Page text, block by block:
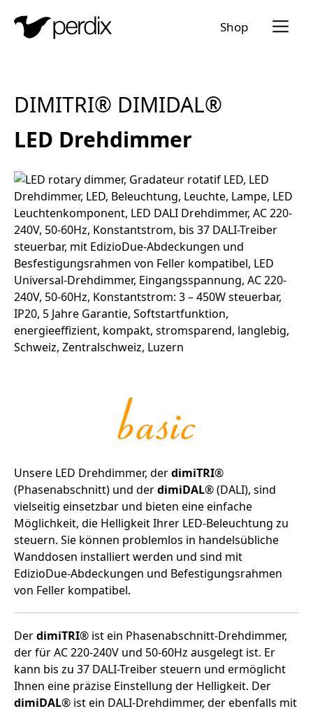
Shop Menü
DIMITRI® DIMIDAL®
LED Drehdimmer
Unsere LED Drehdimmer, derdimiTRI®
(Phasenabschnitt) und derdimiDAL® (DALI), sind
vielseitig einsetzbar und bieten eine einfache
Möglichkeit, die Helligkeit Ihrer LED-Beleuchtung zu
steuern. Sie können problemlos in handelsübliche
Wanddosen installiert werden und sind mit
EdizioDue-Abdeckungen und Befestigungsrahmen
von Feller kompatibel.
DerdimiTRI® ist ein Phasenabschnitt-Drehdimmer,
der für AC 220-240V und 50-60Hz ausgelegt ist. Er
kann bis zu 37 DALI-Treiber steuern und ermöglicht
Ihnen eine präzise Einstellung der Helligkeit. Der
dimiDAL® ist ein DALI-Drehdimmer, der ebenfalls mit